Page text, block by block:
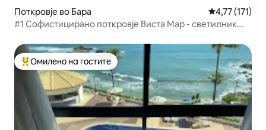
Поткровје во Бара Просечна
4,77 (171)
#1 Софистицирано поткровје Виста Мар - светилник
Меѓу најуспешните „Омилени на гостите“
Омилено на гостите